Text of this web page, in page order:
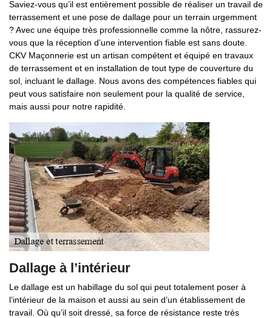
Saviez-vous qu’il est entièrement possible de réaliser un travail de
terrassement et une pose de dallage pour un terrain urgemment
? Avec une équipe très professionnelle comme la nôtre, rassurez-
vous que la réception d’une intervention fiable est sans doute.
CKV Maçonnerie est un artisan compétent et équipé en travaux
de terrassement et en installation de tout type de couverture du
sol, incluant le dallage. Nous avons des compétences fiables qui
peut vous satisfaire non seulement pour la qualité de service,
mais aussi pour notre rapidité.
Dallage à l’intérieur
Le dallage est un habillage du sol qui peut totalement poser à
l’intérieur de la maison et aussi au sein d’un établissement de
travail. Où qu’il soit dressé, sa force de résistance reste très